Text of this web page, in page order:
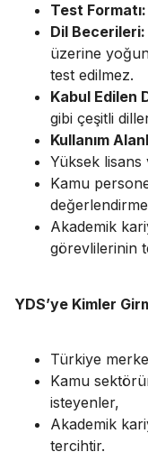
Test Formatı:
Dil Becerileri:
üzerine
test edilmez.
Kabul Edilen
gibi çeşitli
Kullanım
Yüksek lisans
Kamu
Akademik
görevlilerinin
YDS’ye Kimler
Türkiye
Kamu
isteyenler,
Akademik
tercihtir.